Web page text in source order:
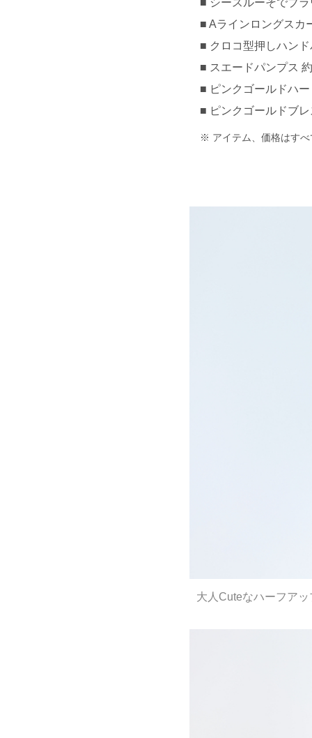
シースルーそでブ
Aラインロングスカ
クロコ型押しハン
スエードパンプス
ピンクゴールドハ
ピンクゴールドブ
アイテム、価格はす
大人Cuteなハーフア